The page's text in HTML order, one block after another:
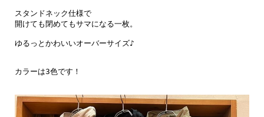
スタンドネック仕様で
開けても閉めてもサマになる一枚。
ゆるっとかわいいオーバーサイズ♪
カラーは3色です！